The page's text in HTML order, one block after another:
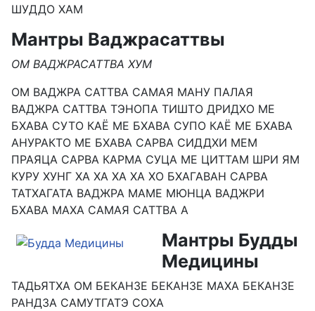
ШУДДО ХАМ
Мантры Ваджрасаттвы
ОМ ВАДЖРАСАТТВА ХУМ
ОМ ВАДЖРА САТТВА САМАЯ МАНУ ПАЛАЯ
ВАДЖРА САТТВА ТЭНОПА ТИШТО ДРИДХО МЕ
БХАВА СУТО КАЁ МЕ БХАВА СУПО КАЁ МЕ БХАВА
АНУРАКТО МЕ БХАВА САРВА СИДДХИ МЕМ
ПРАЯЦА САРВА КАРМА СУЦА МЕ ЦИТТАМ ШРИ ЯМ
КУРУ ХУНГ ХА ХА ХА ХА ХО БХАГАВАН САРВА
ТАТХАГАТА ВАДЖРА МАМЕ МЮНЦА ВАДЖРИ
БХАВА МАХА САМАЯ САТТВА А
Мантры Будды
Медицины
ТАДЬЯТХА ОМ БЕКАНЗЕ БЕКАНЗЕ МАХА БЕКАНЗЕ
РАНДЗА САМУТГАТЭ СОХА